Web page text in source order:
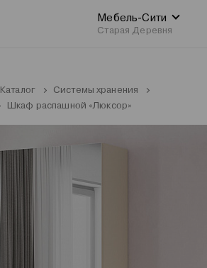
Мебель-Сити
Старая Деревня
Каталог
Системы хранения
Шкаф распашной «Люксор»